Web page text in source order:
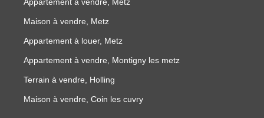
Maison à vendre, Metz
Appartement à louer, Metz
Appartement à vendre, Montigny les metz
Terrain à vendre, Holling
Maison à vendre, Coin les cuvry